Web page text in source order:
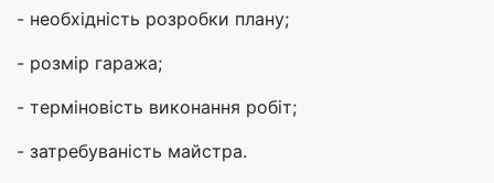
- необхідність розробки плану;
- розмір гаража;
- терміновість виконання робіт;
- затребуваність майстра.